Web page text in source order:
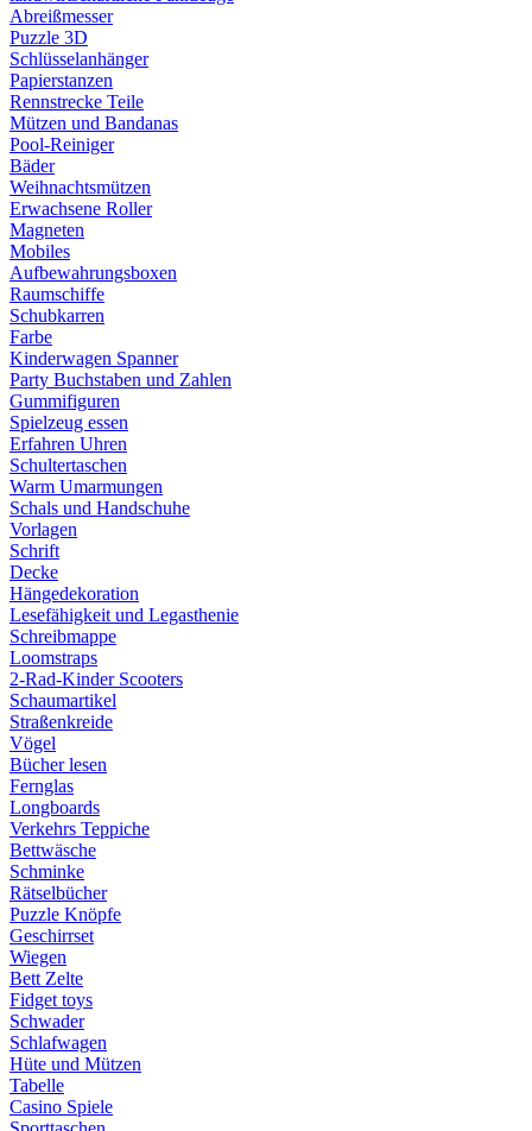
Abreißmesser
Puzzle 3D
Schlüsselanhänger
Papierstanzen
Rennstrecke Teile
Mützen und Bandanas
Pool-Reiniger
Bäder
Weihnachtsmützen
Erwachsene Roller
Magneten
Mobiles
Aufbewahrungsboxen
Raumschiffe
Schubkarren
Farbe
Kinderwagen Spanner
Party Buchstaben und Zahlen
Gummifiguren
Spielzeug essen
Erfahren Uhren
Schultertaschen
Warm Umarmungen
Schals und Handschuhe
Vorlagen
Schrift
Decke
Hängedekoration
Lesefähigkeit und Legasthenie
Schreibmappe
Loomstraps
2-Rad-Kinder Scooters
Schaumartikel
Straßenkreide
Vögel
Bücher lesen
Fernglas
Longboards
Verkehrs Teppiche
Bettwäsche
Schminke
Rätselbücher
Puzzle Knöpfe
Geschirrset
Wiegen
Bett Zelte
Fidget toys
Schwader
Schlafwagen
Hüte und Mützen
Tabelle
Casino Spiele